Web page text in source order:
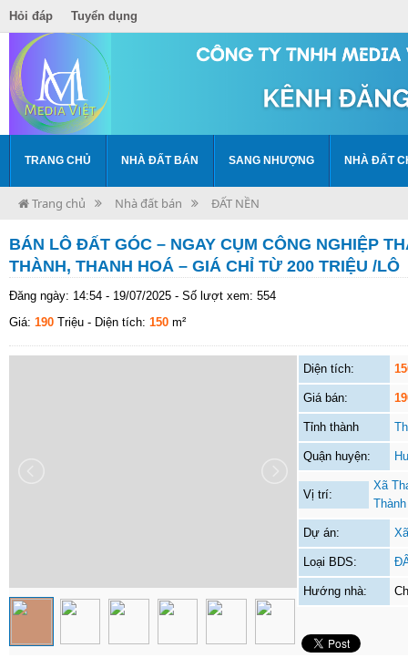
Hỏi đáp Tuyển dụng
TRANG CHỦ NHÀ ĐẤT BÁN SANG NHƯỢNG NHÀ ĐẤT
Trang chủ Nhà đất bán ĐẤT NỀN
BÁN LÔ ĐẤT GÓC – NGAY CỤM CÔNG NGHIỆP
THÀNH, THANH HOÁ – GIÁ CHỈ TỪ 200 TRIỆU /LÔ
Đăng ngày: 14:54 - 19/07/2025 - Số lượt xem: 554
Giá: 190 Triệu - Diện tích: 150 m²
Diện tích:
Giá bán:
Tỉnh thành
Quận huyện:
Vị trí:
Xã
Dự án:
Loại BDS:
Hướng nhà: